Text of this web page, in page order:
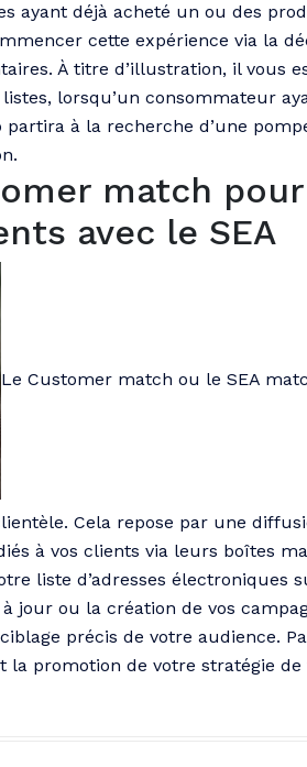
ayant déjà acheté un ou des
cette expérience via la
À titre d’illustration, il vous
lorsqu’un consommateur
à la recherche d’une
match pour
avec le SEA
Le Customer match ou le SEA
Cela repose par une
à vos clients via leurs boîtes
liste d’adresses électroniques
jour ou la création de vos
précis de votre audience.
promotion de votre stratégie